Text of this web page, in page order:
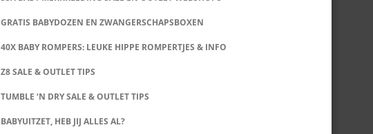
GRATIS BABYDOZEN EN ZWANGERSCHAPSBOXEN
40X BABY ROMPERS: LEUKE HIPPE ROMPERTJES & INFO
Z8 SALE & OUTLET TIPS
TUMBLE ‘N DRY SALE & OUTLET TIPS
BABYUITZET, HEB JIJ ALLES AL?